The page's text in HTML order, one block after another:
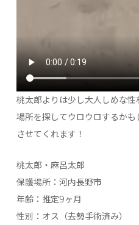
桃太郎よりは少し大人しめな
場所を探してウロウロするか
させてくれます！
桃太郎・麻呂太郎
保護場所：河内長野市
年齢：推定9ヶ月
性別：オス（去勢手術済み）